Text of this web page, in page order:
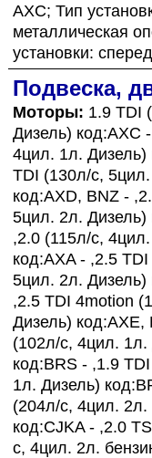
AXC; Тип
металлическая
установки:
Подвеска,
Моторы: 1.9 TDI
Дизель) код:AXC
4цил. 1л. Дизель)
TDI (130л/с,
код:AXD, BNZ -
5цил. 2л. Дизель)
,2.0 (115л/с,
код:AXA - ,2.5
5цил. 2л. Дизель)
,2.5 TDI 4motion
Дизель) код:AXE,
(102л/с, 4цил. 1л.
код:BRS - ,1.9
1л. Дизель)
(204л/с, 4цил. 2л.
код:CJKA - ,2.0
с, 4цил. 2л.